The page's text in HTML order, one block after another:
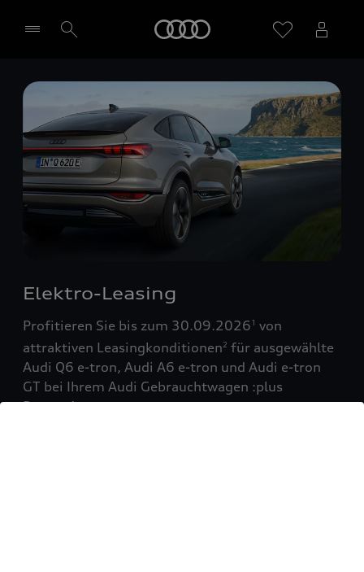
Händler wählen
Elektro-Leasing
Profitieren Sie bis zum 30.09.20261 von
attraktiven Leasingkonditionen2 für ausgewählte
Audi Q6 e-tron, Audi A6 e-tron und Audi e-tron
GT bei Ihrem Audi Gebrauchtwagen :plus
Partner!